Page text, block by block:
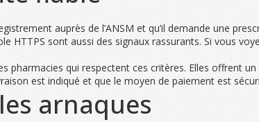
auprès de l’ANSM et qu’il demande une
HTTPS sont aussi des signaux rassurants. Si vous
pharmacies qui respectent ces critères. Elles offrent
est indiqué et que le moyen de paiement est
arnaques